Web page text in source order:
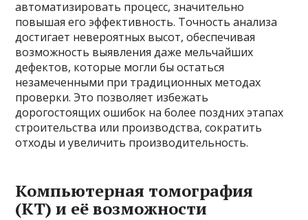
автоматизировать процесс, значительно
повышая его эффективность. Точность анализа
достигает невероятных высот, обеспечивая
возможность выявления даже мельчайших
дефектов, которые могли бы остаться
незамеченными при традиционных методах
проверки. Это позволяет избежать
дорогостоящих ошибок на более поздних этапах
строительства или производства, сократить
отходы и увеличить производительность.
Компьютерная томография
(КТ) и её возможности